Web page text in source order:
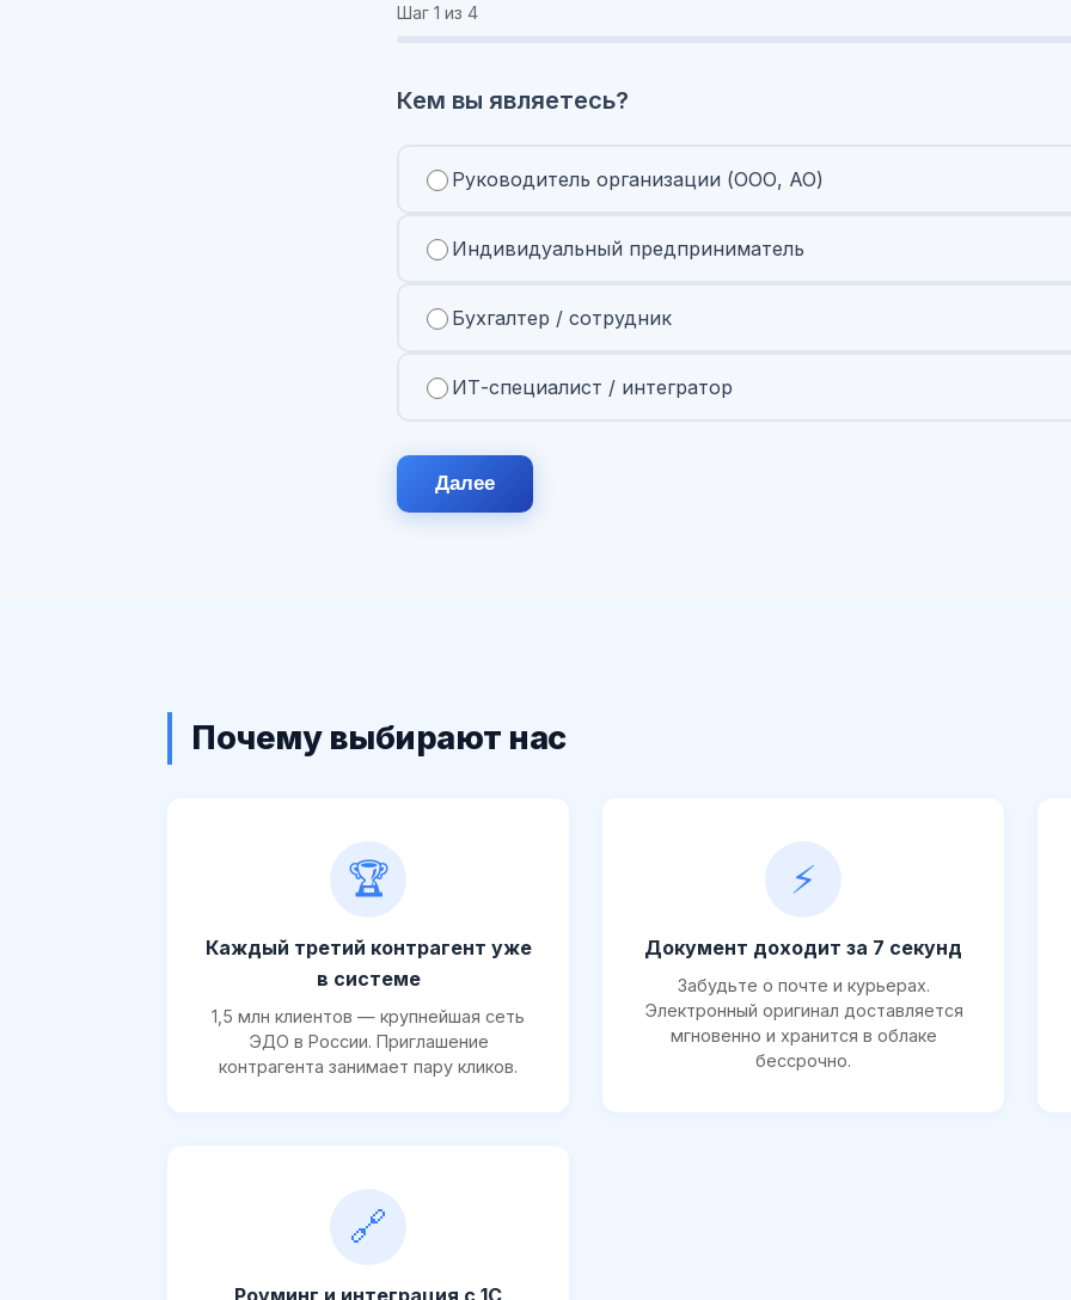
Шаг 1 из 4
Кем вы являетесь?
Руководитель организации (ООО, АО)
Индивидуальный предприниматель
Бухгалтер / сотрудник
ИТ-специалист / интегратор
Далее
Почему выбирают нас
🏆
Каждый третий контрагент уже
в системе
1,5 млн клиентов — крупнейшая сеть
ЭДО в России. Приглашение
контрагента занимает пару кликов.
⚡
Документ доходит за 7 секунд
Забудьте о почте и курьерах.
Электронный оригинал доставляется
мгновенно и хранится в облаке
бессрочно.
🔗
Роуминг и интеграция с 1С